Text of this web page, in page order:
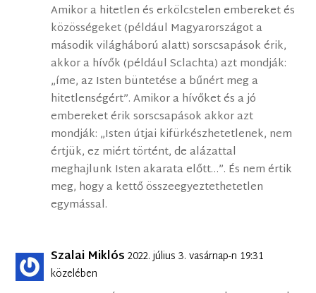
Amikor a hitetlen és erkölcstelen embereket és
közösségeket (például Magyarországot a
második világháború alatt) sorscsapások érik,
akkor a hívők (például Sclachta) azt mondják:
„íme, az Isten büntetése a bűnért meg a
hitetlenségért”. Amikor a hívőket és a jó
embereket érik sorscsapások akkor azt
mondják: „Isten útjai kifürkészhetetlenek, nem
értjük, ez miért történt, de alázattal
meghajlunk Isten akarata előtt…”. És nem értik
meg, hogy a kettő összeegyeztethetetlen
egymással.
Szalai Miklós 2022. július 3. vasárnap-n 19:31
közelében